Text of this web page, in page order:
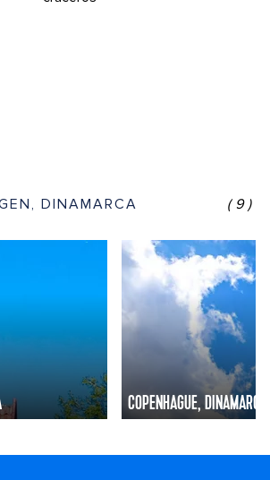
DINAMARCA (9)
COPENHAGUE, DINAMARCA